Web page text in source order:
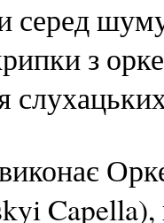
серед
з
Capella),